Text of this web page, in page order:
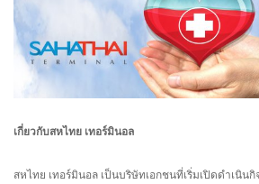
เกี่ยวกับสหไทย เทอร์มินอล
สหไทย เทอร์มินอล เป็นบริษัทเอกชนที่เริ่มเปิดดำเนิน